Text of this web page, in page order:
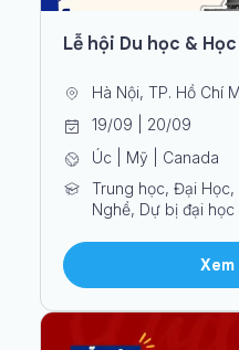
Lễ hội Du học &
Hà Nội, TP. Hồ Chí
19/09 | 20/09
Úc | Mỹ | Canada
Trung học, Đại
Nghề, Dự bị đại học